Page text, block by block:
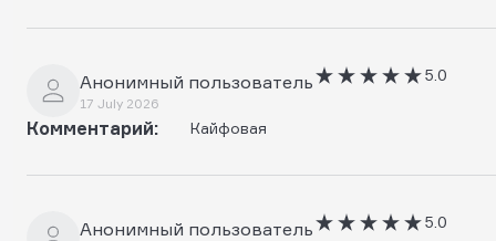
Анонимный пользователь
17 July 2026
5.0
Комментарий: Кайфовая
Анонимный пользователь 5.0